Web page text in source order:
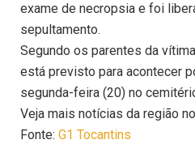
exame de necropsia e foi
sepultamento.
Segundo os parentes da
está previsto para acontecer
segunda-feira (20) no
Veja mais notícias da região
Fonte: G1 Tocantins